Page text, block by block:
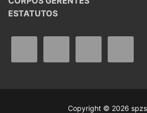
ESTATUTOS
Copyright © 2026